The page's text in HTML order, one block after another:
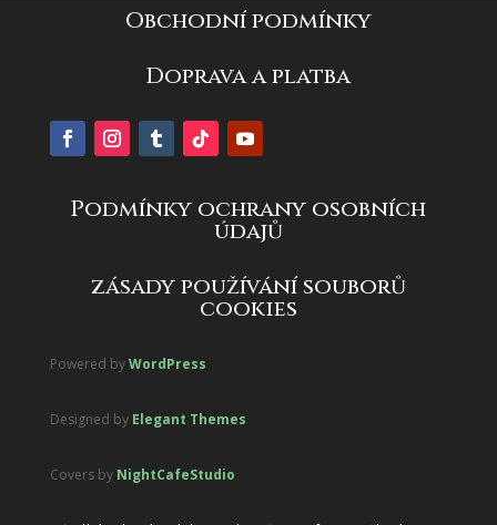
Obchodní podmínky
Doprava a platba
Podmínky ochrany osobních
údajů
zásady používání souborů
cookies
Powered byWordPress
Designed by Elegant Themes
Covers by NightCafeStudio